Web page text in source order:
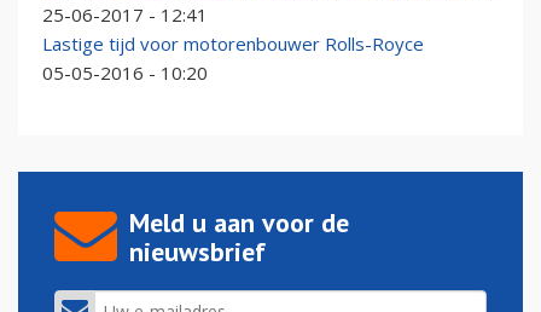
25-06-2017 - 12:41
Lastige tijd voor motorenbouwer Rolls-Royce
05-05-2016 - 10:20
Meld u aan voor de
nieuwsbrief